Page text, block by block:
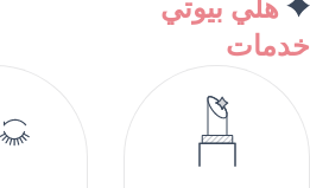
هلي بيوتي
خدمات